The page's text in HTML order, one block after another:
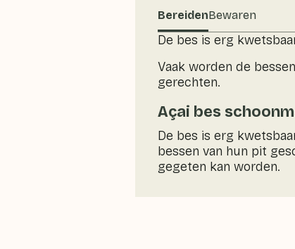
BereidenBewaren
De bes is erg
Vaak worden de
gerechten.
Açai bes
De bes is erg
bessen van hun pit
gegeten kan worden.